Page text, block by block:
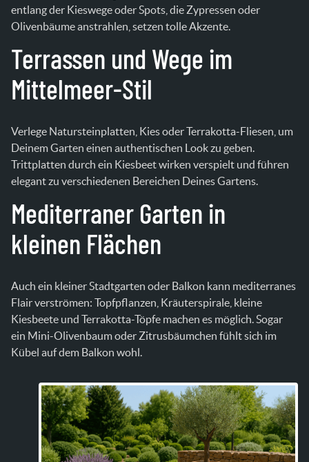
entlang der Kieswege oder Spots, die Zypressen oder
Olivenbäume anstrahlen, setzen tolle Akzente.
Terrassen und Wege im
Mittelmeer-Stil
Verlege Natursteinplatten, Kies oder Terrakotta-Fliesen, um
Deinem Garten einen authentischen Look zu geben.
Trittplatten durch ein Kiesbeet wirken verspielt und führen
elegant zu verschiedenen Bereichen Deines Gartens.
Mediterraner Garten in
kleinen Flächen
Auch ein kleiner Stadtgarten oder Balkon kann mediterranes
Flair verströmen: Topfpflanzen, Kräuterspirale, kleine
Kiesbeete und Terrakotta-Töpfe machen es möglich. Sogar
ein Mini-Olivenbaum oder Zitrusbäumchen fühlt sich im
Kübel auf dem Balkon wohl.